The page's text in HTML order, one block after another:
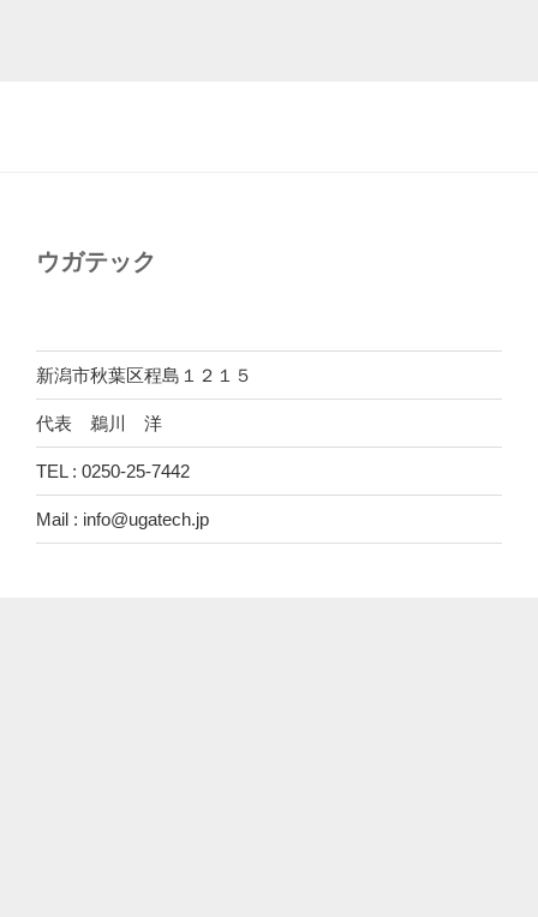
ウガテック
新潟市秋葉区程島１２１５
代表 鵜川 洋
TEL : 0250-25-7442
Mail : info@ugatech.jp